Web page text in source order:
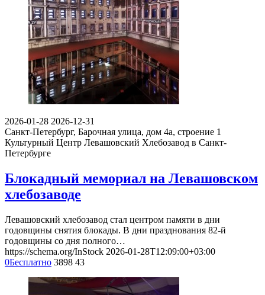
2026-01-28 2026-12-31
Санкт-Петербург, Барочная улица, дом 4а, строение 1
Культурный Центр Левашовский Хлебозавод в Санкт-
Петербурге
Блокадный мемориал на Левашовском
хлебозаводе
Левашовский хлебозавод стал центром памяти в дни
годовщины снятия блокады. В дни празднования 82-й
годовщины со дня полного…
https://schema.org/InStock 2026-01-28T12:09:00+03:00
0Бесплатно 3898 43